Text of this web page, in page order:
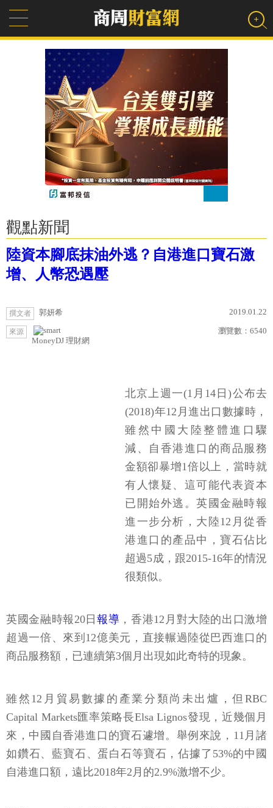
觀點新聞
陸資本腳底抹油外逃？自港進口寶石激
增、人幣恐遇壓
撰文者 郭妍希 2019.01.22
來源
MoneyDJ 理財網
瀏覽數： 6540
北京上週一(1月14日)公布去
(2018)年12月進出口數據時，
雖然中國大陸整體進口驟
減、自香港進口的商品服務
金額卻暴增1倍以上，當時就
有人懷疑、這可能代表資本
已開始外逃。英國金融時報
進一步分析，大陸12月從香
港進口的產品中，寶石佔比
超過5成，跟2015-16年的情況
很類似。
英國金融時報20日報導 ，香港12月對大陸的出口激增
超過一倍、來到12億美元，直接輾過陸從巴西進口的
商品服務額，已連續第3個月出現如此奇特的現象。
雖然12月貿易數據的產業分類尚未出爐，但RBC
Capital Markets匯率策略長Elsa Lignos發現，近幾個月
來，中國自香港進口的寶石遽增。舉例來說，11月諸
如鑽石、藍寶石、蛋白石等寶石，佔據了53%的中國
自港進口額，遠比2018年2月的2.9%激增不少。